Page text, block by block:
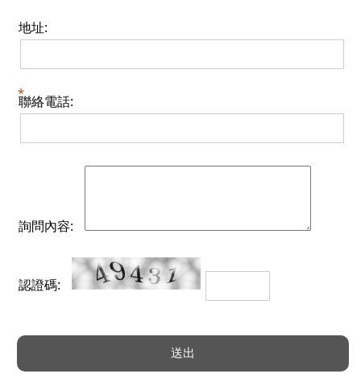
地址:
聯絡電話:
詢問內容:
認證碼: